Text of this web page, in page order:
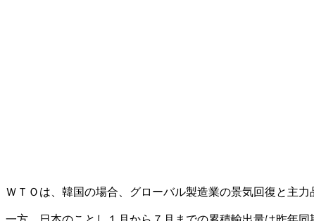
ＷＴＯは、韓国の場合、グローバル製造業の景気回復と主